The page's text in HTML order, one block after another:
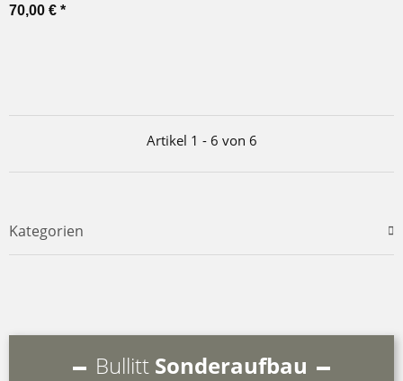
70,00 € *
Artikel 1 - 6 von 6
Kategorien
Bullitt Sonderaufbau